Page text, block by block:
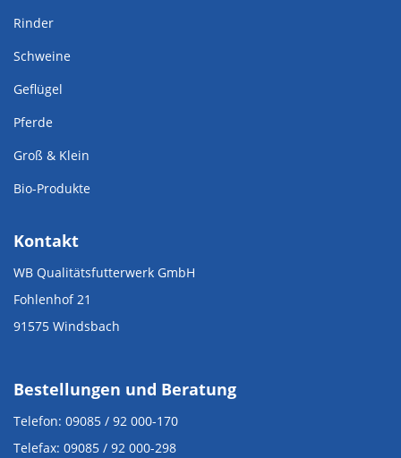
Rinder
Schweine
Geflügel
Pferde
Groß & Klein
Bio-Produkte
Kontakt
WB Qualitätsfutterwerk GmbH
Fohlenhof 21
91575 Windsbach
Bestellungen und Beratung
Telefon: 09085 / 92 000-170
Telefax: 09085 / 92 000-298